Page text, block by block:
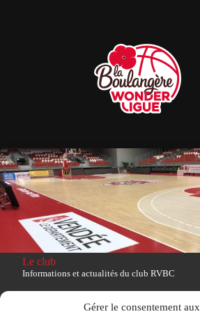
Gérer le consentement aux
Le club
Informations et actualités du club RVBC